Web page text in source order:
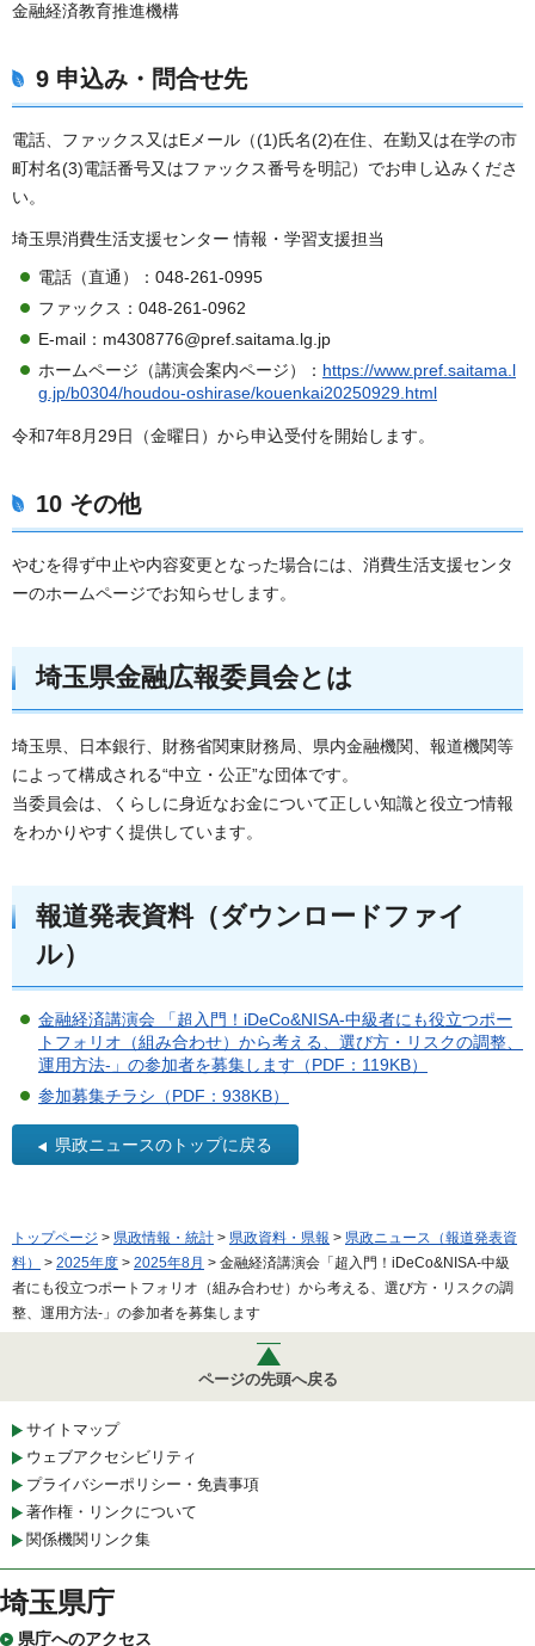
金融経済教育推進機構
9 申込み・問合せ先
電話、ファックス又はEメール（(1)氏名(2)在住、在勤又は在学の市
町村名(3)電話番号又はファックス番号を明記）でお申し込みくださ
い。
埼玉県消費生活支援センター 情報・学習支援担当
電話（直通）：048-261-0995
ファックス：048-261-0962
E-mail：m4308776@pref.saitama.lg.jp
ホームページ（講演会案内ページ）： https://www.pref.saitama.l
g.jp/b0304/houdou-oshirase/kouenkai20250929.html
令和7年8月29日（金曜日）から申込受付を開始します。
10 その他
やむを得ず中止や内容変更となった場合には、消費生活支援センタ
ーのホームページでお知らせします。
埼玉県金融広報委員会とは
埼玉県、日本銀行、財務省関東財務局、県内金融機関、報道機関等
によって構成される“中立・公正”な団体です。
当委員会は、くらしに身近なお金について正しい知識と役立つ情報
をわかりやすく提供しています。
報道発表資料（ダウンロードファイ
ル）
金融経済講演会 「超入門！iDeCo&NISA-中級者にも役立つポー
トフォリオ（組み合わせ）から考える、選び方・リスクの調整、
運用方法-」の参加者を募集します（PDF：119KB）
参加募集チラシ（PDF：938KB）
県政ニュースのトップに戻る
トップページ > 県政情報・統計 > 県政資料・県報 > 県政ニュース（報道発表資
料）
> 2025年度 > 2025年8月 > 金融経済講演会「超入門！iDeCo&NISA-中級
者にも役立つポートフォリオ（組み合わせ）から考える、選び方・リスクの調
整、運用方法-」の参加者を募集します
ページの先頭へ戻る
サイトマップ
ウェブアクセシビリティ
プライバシーポリシー・免責事項
著作権・リンクについて
関係機関リンク集
埼玉県庁
県庁へのアクセス